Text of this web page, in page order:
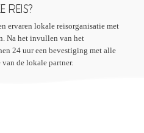
REIS?
ervaren lokale reisorganisatie met
Na het invullen van het
24 uur een bevestiging met alle
de lokale partner.